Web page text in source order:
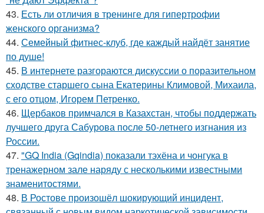
43. Есть ли отличия в тренинге для гипертрофии
женского организма?
44. Семейный фитнес-клуб, где каждый найдёт занятие
по душе!
45. В интернете разгораются дискуссии о поразительном
сходстве старшего сына Екатерины Климовой, Михаила,
с его отцом, Игорем Петренко.
46. Щербаков примчался в Казахстан, чтобы поддержать
лучшего друга Сабурова после 50-летнего изгнания из
России.
47. "GQ India (Gqindia) показали тэхёна и чонгука в
тренажерном зале наряду с несколькими известными
знаменитостями.
48. В Ростове произошёл шокирующий инцидент,